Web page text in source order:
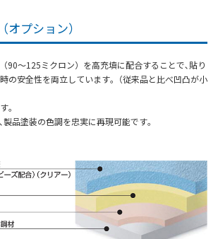
プション）
90～125ミクロン）を高充填に配合することで､貼り
の安全性を両立しています｡（従来品と比べ凹凸が小
｡
製品塗装の色調を忠実に再現可能です｡